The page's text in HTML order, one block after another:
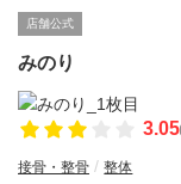
店舗公式
みのり
3.05
接骨・整骨 整体